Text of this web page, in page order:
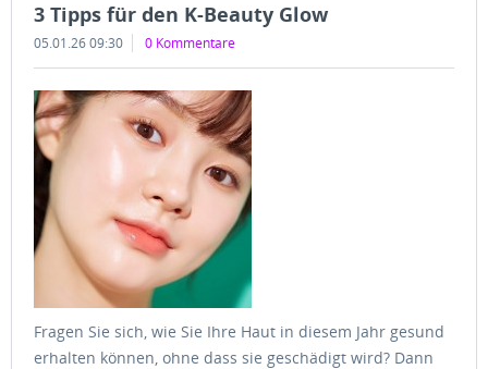
3 Tipps für den K-Beauty Glow
05.01.26 09:30 0 Kommentare
Fragen Sie sich, wie Sie Ihre Haut in diesem Jahr gesund
erhalten können, ohne dass sie geschädigt wird? Dann